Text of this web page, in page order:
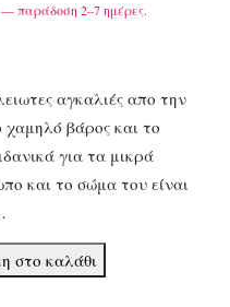
παράδοση 2–7 ημέρες.
αγκαλιές απο την
χαμηλό βάρος και το
για τα μικρά
και το σώμα του είναι
στο καλάθι